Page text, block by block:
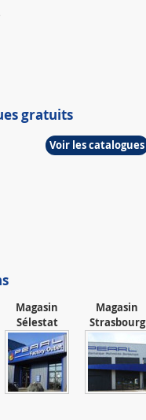
gratuits
Voir les catalogues
Magasin
Sélestat
Magasin
Strasbourg